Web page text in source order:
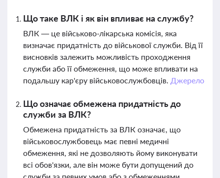
Що таке ВЛК і як він впливає на службу?
ВЛК — це військово-лікарська комісія, яка
визначає придатність до військової служби. Від її
висновків залежить можливість проходження
служби або її обмеження, що може впливати на
подальшу кар'єру військовослужбовців. Джерело
Що означає обмежена придатність до
служби за ВЛК?
Обмежена придатність за ВЛК означає, що
військовослужбовець має певні медичні
обмеження, які не дозволяють йому виконувати
всі обов'язки, але він може бути допущений до